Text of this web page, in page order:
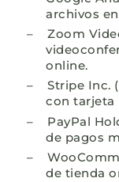
archivos
–
Zoom
online.
–
Stripe Inc.
con tarjeta
–
PayPal
de pagos
–
de tienda